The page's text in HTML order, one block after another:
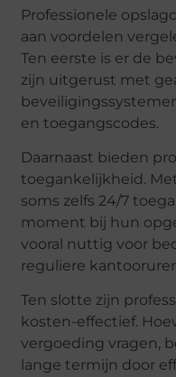
Professionele
aan voordelen
Ten eerste is er de
zijn uitgerust met
en toegangscodes.
Daarnaast bieden
toegankelijkheid.
soms zelfs 24/7
moment bij hun
vooral nuttig voor
reguliere
Ten slotte zijn
kosten-effectief.
vergoeding vragen,
lange termijn door